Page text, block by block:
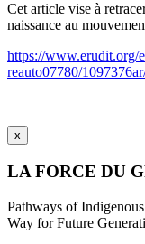
Cet article vise à
naissance au
https://www.erudit.org/
reauto07780/
x
LA FORCE DU
Pathways of
Way for Future